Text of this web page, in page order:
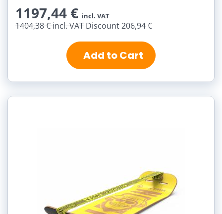
1197,44 € incl. VAT
1404,38 €incl. VAT Discount 206,94 €
Add to Cart